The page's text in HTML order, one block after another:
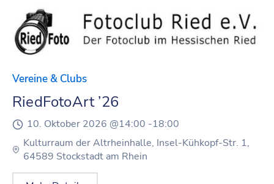
Vereine & Clubs
RiedFotoArt ’26
10. Oktober 2026 @14:00 -18:00
Kulturraum der Altrheinhalle, Insel-Kühkopf-Str. 1,
64589 Stockstadt am Rhein